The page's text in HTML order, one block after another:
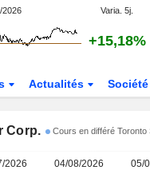
2026 Varia. 5j.
+15,18%
Actualités Société
Corp. Cours en différé Toronto
2026 04/08/2026 05/